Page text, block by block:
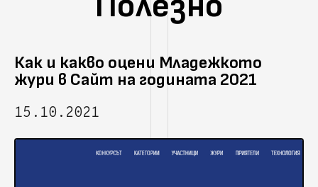
Как и какво оцени Младежкото
жури в Сайт на годината 2021
15.10.2021